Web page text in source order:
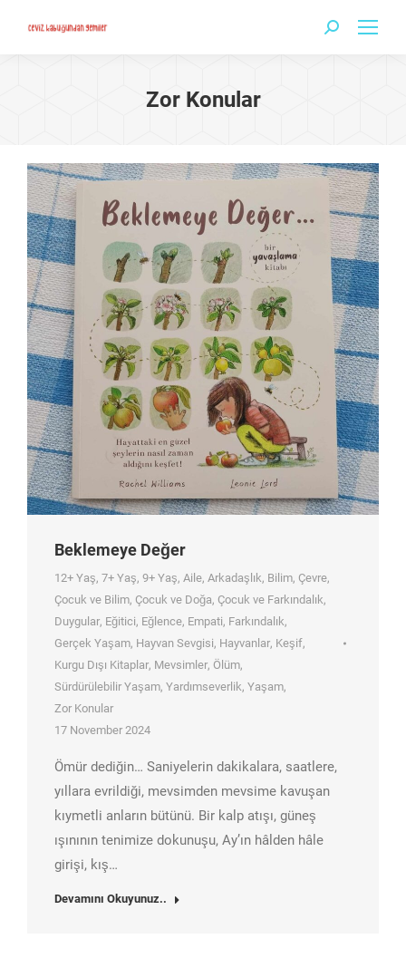
Search:
Zor Konular
Beklemeye Değer
12+ Yaş, 7+ Yaş, 9+ Yaş, Aile, Arkadaşlık, Bilim, Çevre,
Çocuk ve Bilim, Çocuk ve Doğa, Çocuk ve Farkındalık,
Duygular, Eğitici, Eğlence, Empati, Farkındalık,
Gerçek Yaşam, Hayvan Sevgisi, Hayvanlar, Keşif,
Kurgu Dışı Kitaplar, Mevsimler, Ölüm,
Sürdürülebilir Yaşam, Yardımseverlik, Yaşam,
Zor Konular
17 November 2024
Ömür dediğin… Saniyelerin dakikalara, saatlere,
yıllara evrildiği, mevsimden mevsime kavuşan
kıymetli anların bütünü. Bir kalp atışı, güneş
ışınının tenimize dokunuşu, Ay’ın hâlden hâle
girişi, kış…
Devamını Okuyunuz..